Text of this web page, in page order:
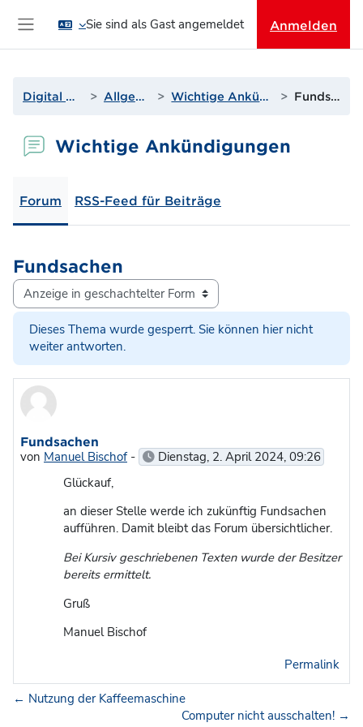
Sie sind als Gast angemeldet Anmelden
Digital Geolab Allgemeines Wichtige Ankündigungen Fundsachen
Wichtige Ankündigungen
Forum RSS-Feed für Beiträge
Fundsachen
Anzeigemodus
Dieses Thema wurde gesperrt. Sie können hier nicht
weiter antworten.
Fundsachen
von Manuel Bischof- Dienstag, 2. April 2024, 09:26
Glückauf,
an dieser Stelle werde ich zukünftig Fundsachen
aufführen. Damit bleibt das Forum übersichtlicher.
Bei Kursiv geschriebenen Texten wurde der Besitzer
bereits ermittelt.
Gruß
Manuel Bischof
Permalink
← Nutzung der Kaffeemaschine
Computer nicht ausschalten! →